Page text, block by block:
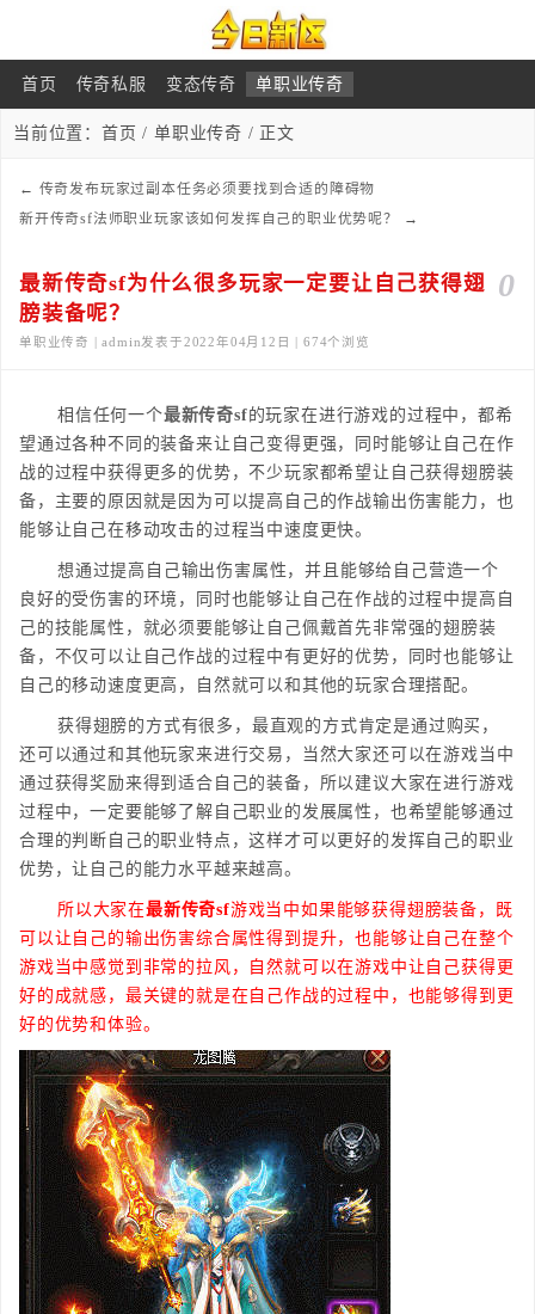
首页 传奇私服 变态传奇 单职业传奇
当前位置： 首页 /单职业传奇 / 正文
← 传奇发布玩家过副本任务必须要找到合适的障碍物
新开传奇sf法师职业玩家该如何发挥自己的职业优势呢？
→
0
最新传奇sf为什么很多玩家一定要让自己获得翅
膀装备呢？
单职业传奇 | admin发表于2022年04月12日 | 674个浏览
相信任何一个最新传奇sf的玩家在进行游戏的过程中，都希
望通过各种不同的装备来让自己变得更强，同时能够让自己在作
战的过程中获得更多的优势，不少玩家都希望让自己获得翅膀装
备，主要的原因就是因为可以提高自己的作战输出伤害能力，也
能够让自己在移动攻击的过程当中速度更快。
想通过提高自己输出伤害属性，并且能够给自己营造一个
良好的受伤害的环境，同时也能够让自己在作战的过程中提高自
己的技能属性，就必须要能够让自己佩戴首先非常强的翅膀装
备，不仅可以让自己作战的过程中有更好的优势，同时也能够让
自己的移动速度更高，自然就可以和其他的玩家合理搭配。
获得翅膀的方式有很多，最直观的方式肯定是通过购买，
还可以通过和其他玩家来进行交易，当然大家还可以在游戏当中
通过获得奖励来得到适合自己的装备，所以建议大家在进行游戏
过程中，一定要能够了解自己职业的发展属性，也希望能够通过
合理的判断自己的职业特点，这样才可以更好的发挥自己的职业
优势，让自己的能力水平越来越高。
所以大家在最新传奇sf游戏当中如果能够获得翅膀装备，既
可以让自己的输出伤害综合属性得到提升，也能够让自己在整个
游戏当中感觉到非常的拉风，自然就可以在游戏中让自己获得更
好的成就感，最关键的就是在自己作战的过程中，也能够得到更
好的优势和体验。